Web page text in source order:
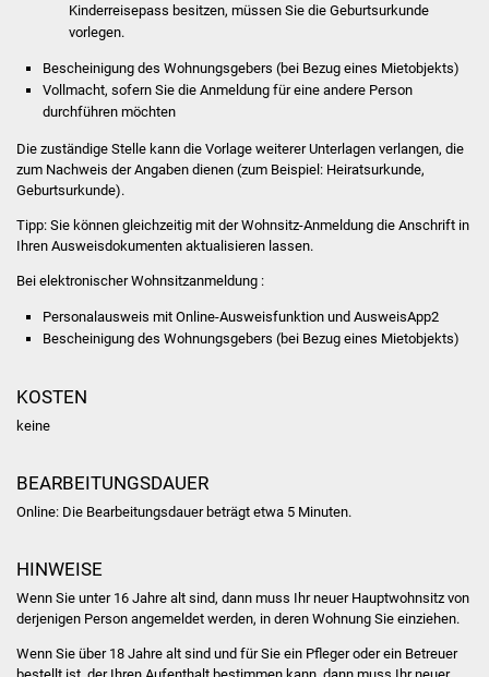
Kinder- und
Stadtwerke
Suenergie
Gesundheit und Notfall
Pflege von Angehörigen
Kinderreisepass besitzen, müssen Sie die Geburtsurkunde
vorlegen.
Bescheinigung des Wohnungsgebers (bei Bezug eines Mietobjekts)
Vollmacht, sofern Sie die Anmeldung für eine andere Person
durchführen möchten
Die zuständige Stelle kann die Vorlage weiterer Unterlagen verlangen, die
zum Nachweis der Angaben dienen (zum Beispiel: Heiratsurkunde,
Geburtsurkunde).
Tipp: Sie können gleichzeitig mit der Wohnsitz-Anmeldung die Anschrift in
Ihren Ausweisdokumenten aktualisieren lassen.
Bei elektronischer Wohnsitzanmeldung :
Personalausweis mit Online-Ausweisfunktion und AusweisApp2
Bescheinigung des Wohnungsgebers (bei Bezug eines Mietobjekts)
KOSTEN
keine
BEARBEITUNGSDAUER
Online: Die Bearbeitungsdauer beträgt etwa 5 Minuten.
HINWEISE
Wenn Sie unter 16 Jahre alt sind, dann muss Ihr neuer Hauptwohnsitz von
derjenigen Person angemeldet werden, in deren Wohnung Sie einziehen.
Wenn Sie über 18 Jahre alt sind und für Sie ein Pfleger oder ein Betreuer